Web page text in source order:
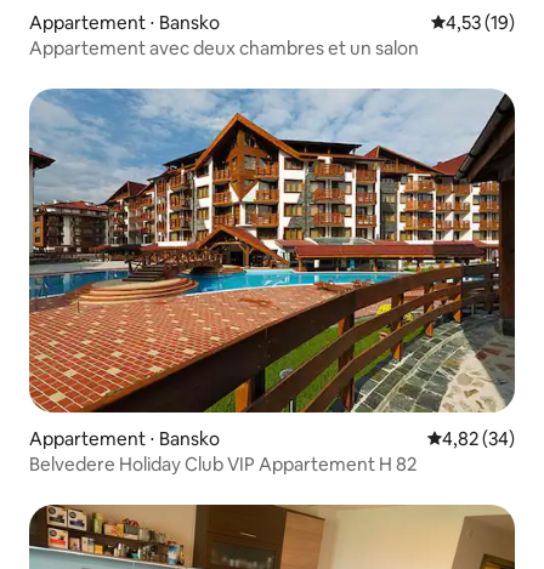
Appartement ⋅ Bansko Évaluation
4,53 (19)
Appartement avec deux chambres et un salon
Appartement ⋅ Bansko Évaluation
4,82 (34)
Belvedere Holiday Club VIP Appartement H 82